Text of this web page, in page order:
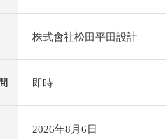
株式會社松田平田設計
即時
2026年8月6日